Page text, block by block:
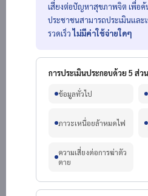
เสี่ยงต่อปัญหาสุขภาพจิต เพื่อค้
ประชาชนสามารถประเมินและ
รวดเร็วไม่มีค่าใช้จ่ายใดๆ
การประเมินประกอบด้วย 5 ส่วน
ข้อมูลทั่วไป
ภาวะเหนื่อยล้าหมดไฟ
ความเสี่ยงต่อการฆ่าตัว
ตาย